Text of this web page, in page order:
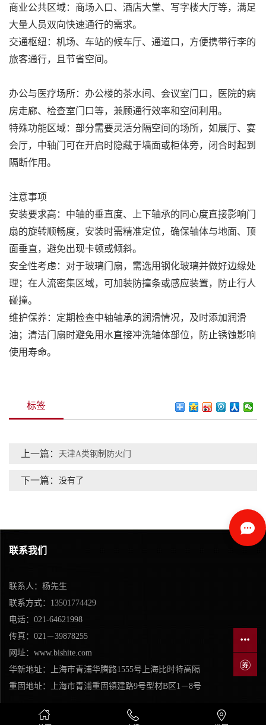
商业公共区域：商场入口、酒店大堂、写字楼大厅等，满足
大量人员双向快速通行的需求。
交通枢纽：机场、车站的候车厅、通道口，方便携带行李的
旅客通行，且节省空间。
办公与医疗场所：办公楼的茶水间、会议室门口，医院的病
房走廊、检查室门口等，兼顾通行效率和空间利用。
特殊功能区域：部分需要灵活分隔空间的场所，如展厅、宴
会厅，中轴门可在开启时隐藏于墙面或柜体旁，闭合时起到
隔断作用。
注意事项
安装要求高：中轴的垂直度、上下轴承的同心度直接影响门
扇的旋转顺畅度，安装时需精准定位，确保轴体与地面、顶
面垂直，避免出现卡顿或倾斜。
安全性考虑：对于玻璃门扇，需选用钢化玻璃并做好边缘处
理；在人流密集区域，可加装防撞条或感应装置，防止行人
碰撞。
维护保养：定期检查中轴轴承的润滑情况，及时添加润滑
油；清洁门扇时避免用水直接冲洗轴体部位，防止锈蚀影响
使用寿命。
标签
上一篇： 天津A类钢制防火门
下一篇： 没有了
联系我们
联系人：杨先生
联系方式：13501774429
电话：021-64621998
传真：021－39878255
网址：www.bishite.com
华新地址：
上海市青浦华腾路1555号上海比时特高隔
重固地址：上海市青浦重固镇建路9号型材B区1－8号
  